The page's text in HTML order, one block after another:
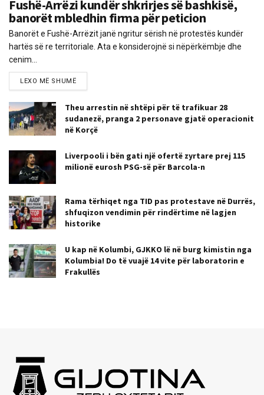
Fushë-Arrëzi kundër shkrirjes së bashkisë,
banorët mbledhin firma për peticion
Banorët e Fushë-Arrëzit janë ngritur sërish në protestës kundër
hartës së re territoriale. Ata e konsiderojnë si nëpërkëmbje dhe
cenim...
LEXO MË SHUMË
Theu arrestin në shtëpi për të trafikuar 28
sudanezë, pranga 2 personave gjatë operacionit
në Korçë
Liverpooli i bën gati një ofertë zyrtare prej 115
milionë eurosh PSG-së për Barcola-n
Rama tërhiqet nga TID pas protestave në Durrës,
shfuqizon vendimin për rindërtime në lagjen
historike
U kap në Kolumbi, GJKKO lë në burg kimistin nga
Kolumbia! Do të vuajë 14 vite për laboratorin e
Frakullës